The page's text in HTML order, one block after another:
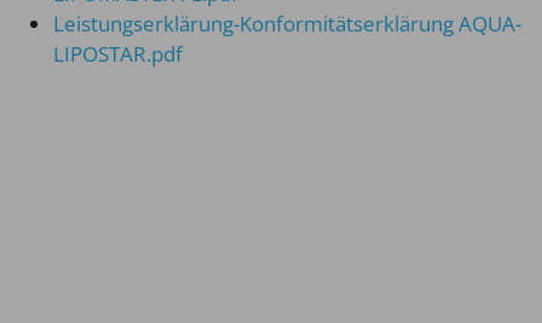
Leistungserklärung-Konformitätserklärung AQUA-
LIPOSTAR.pdf